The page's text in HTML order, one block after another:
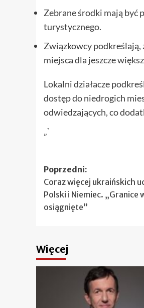
Zebrane środki mają być
turystycznego.
Związkowcy podkreślają,
miejsca dla jeszcze
Lokalni działacze
dostęp do niedrogich
odwiedzających, co
„`
Zobacz
wpisy
Poprzedni:
Coraz więcej ukraińskich
Polski i Niemiec. „Granice
osiągnięte”
Więcej